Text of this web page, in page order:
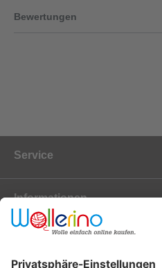
Bewertungen
Service
Informationen